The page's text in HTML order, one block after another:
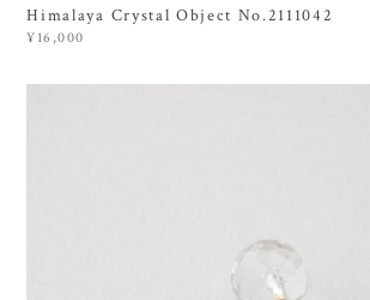
Himalaya Crystal Object No.2111042
¥16,000